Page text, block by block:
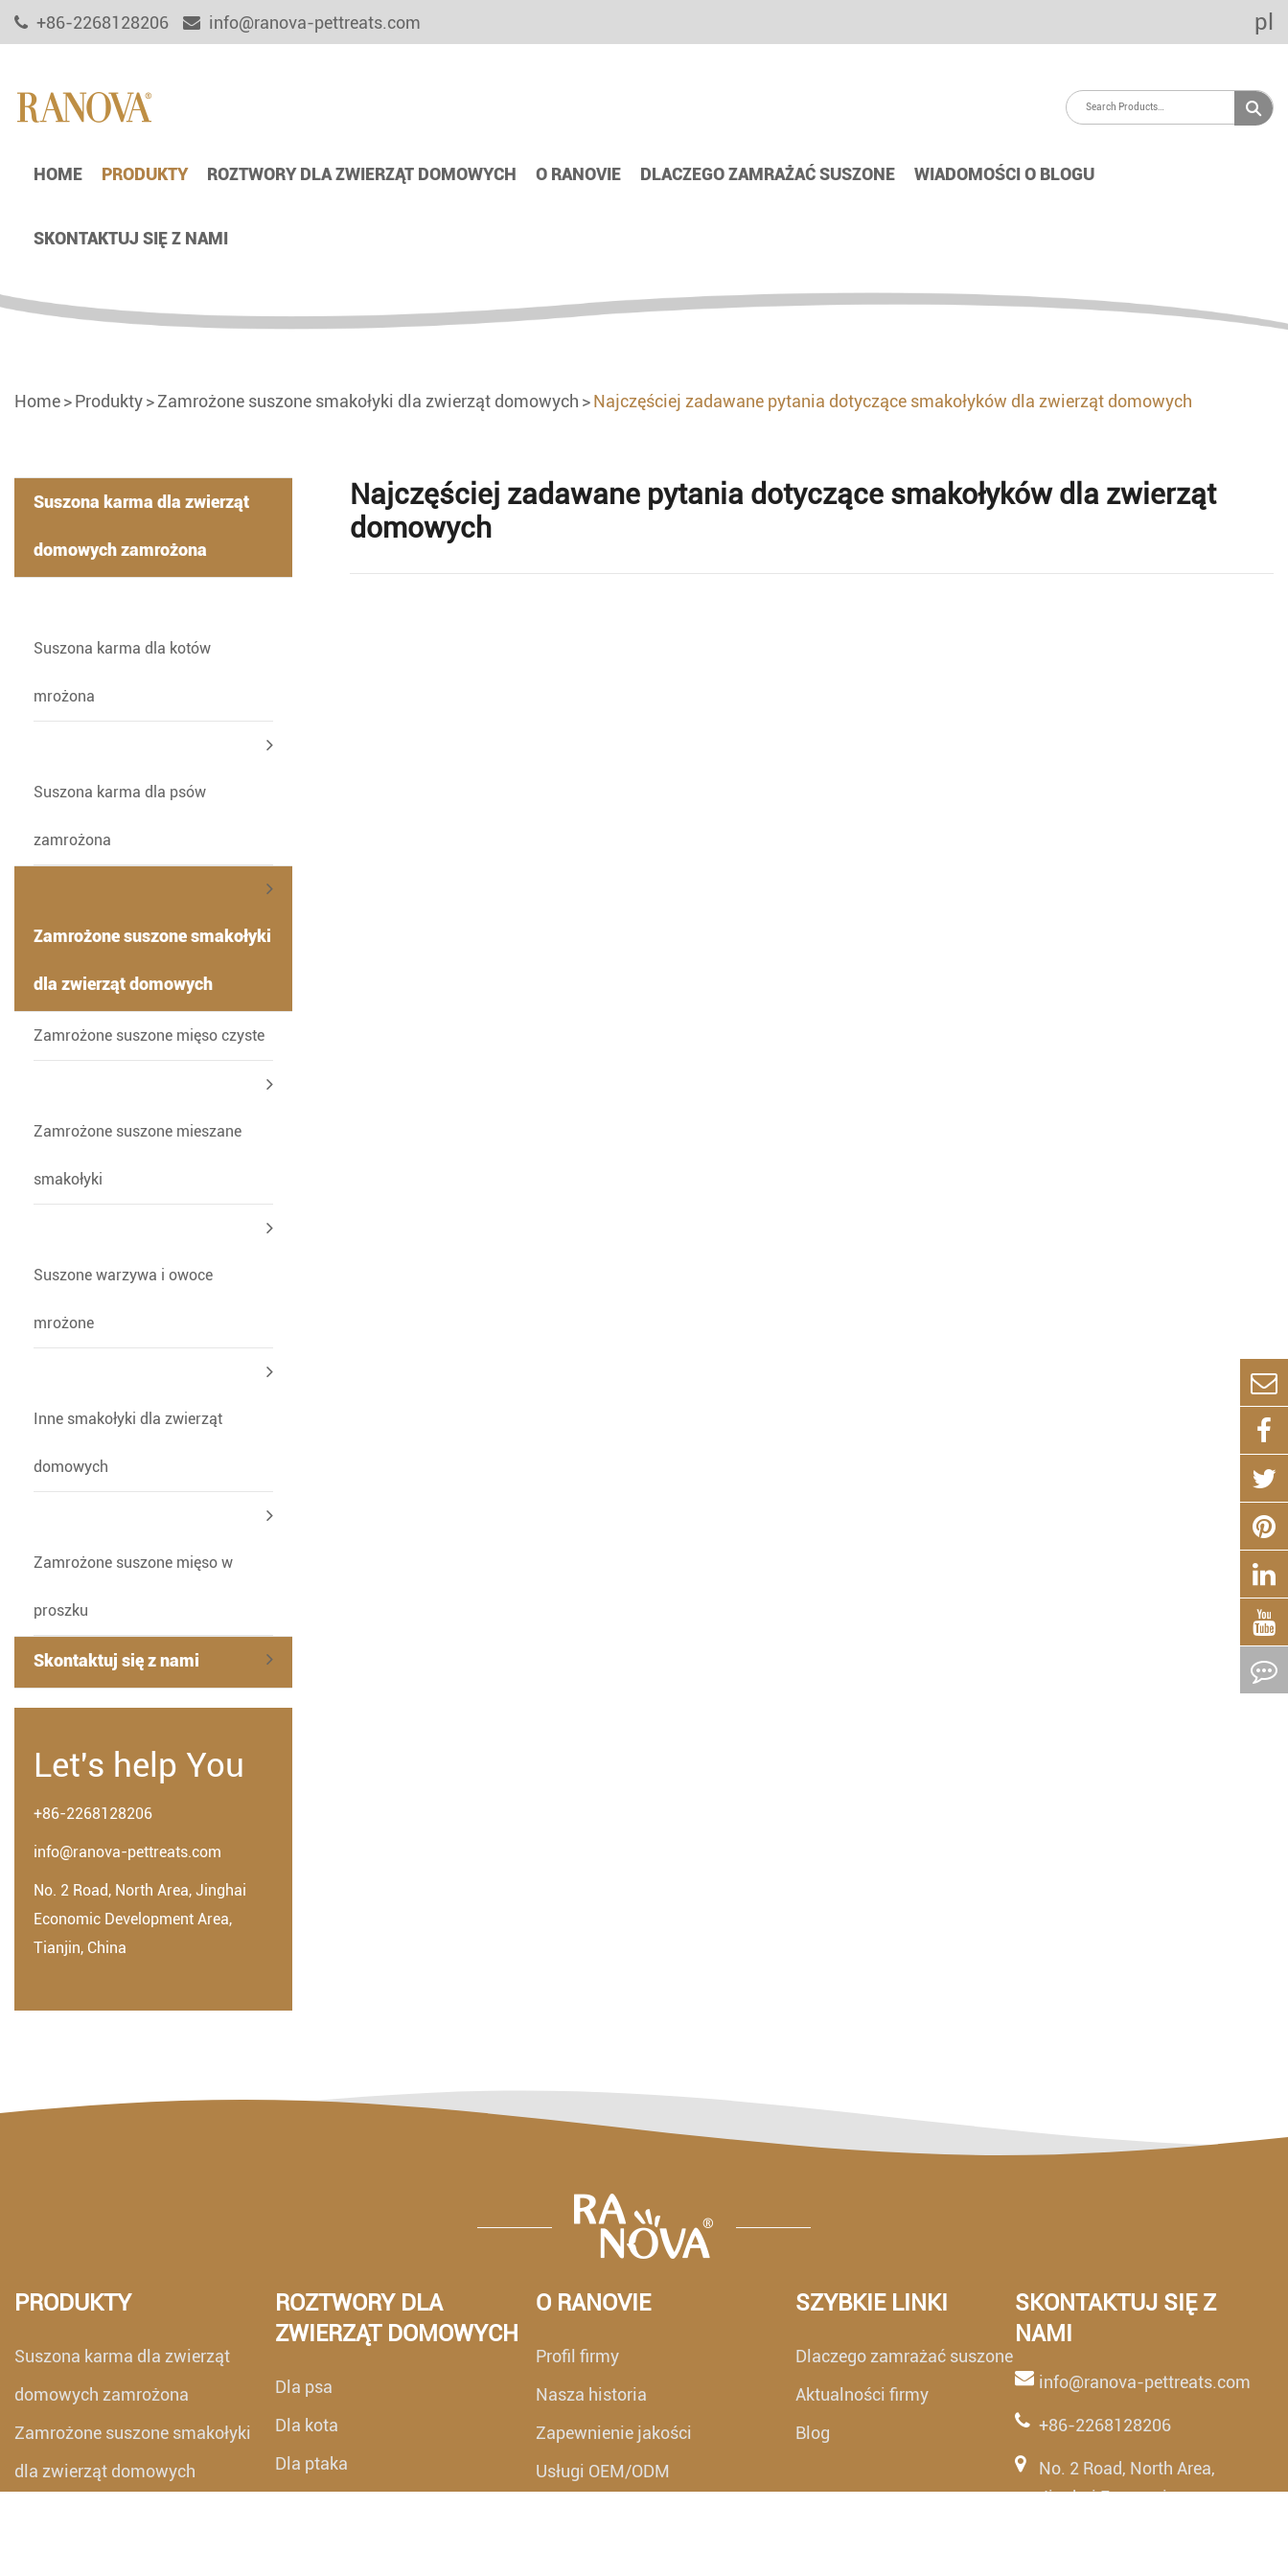
+86-2268128206 info@ranova-pettreats.com pl
HOME PRODUKTY ROZTWORY DLA ZWIERZĄT DOMOWYCH O RANOVIE DLACZEGO ZAMRAŻAĆ SUSZONE WIADOMOŚCI O BLOGU
SKONTAKTUJ SIĘ Z NAMI
Home Produkty Zamrożone suszone smakołyki dla zwierząt domowych Najczęściej zadawane pytania dotyczące smakołyków dla zwierząt domowych
Suszona karma dla zwierząt
domowych zamrożona
Suszona karma dla kotów
mrożona
Suszona karma dla psów
zamrożona
Zamrożone suszone smakołyki
dla zwierząt domowych
Zamrożone suszone mięso czyste
Zamrożone suszone mieszane
smakołyki
Suszone warzywa i owoce
mrożone
Inne smakołyki dla zwierząt
domowych
Zamrożone suszone mięso w
proszku
Skontaktuj się z nami
Let's help You
+86-2268128206
info@ranova-pettreats.com
No. 2 Road, North Area, Jinghai
Economic Development Area,
Tianjin, China
Najczęściej zadawane pytania dotyczące smakołyków dla zwierząt
domowych
PRODUKTY
Suszona karma dla zwierząt
domowych zamrożona
Zamrożone suszone smakołyki
dla zwierząt domowych
ROZTWORY DLA
ZWIERZĄT DOMOWYCH
Dla psa
Dla kota
Dla ptaka
O RANOVIE
Profil firmy
Nasza historia
Zapewnienie jakości
Usługi OEM/ODM
SZYBKIE LINKI
Dlaczego zamrażać suszone
Aktualności firmy
Blog
SKONTAKTUJ SIĘ Z
NAMI
info@ranova-pettreats.com
+86-2268128206
No. 2 Road, North Area,
Jinghai Economic